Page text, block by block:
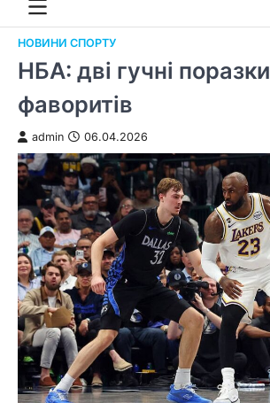
НОВИНИ СПОРТУ
НБА: дві гучні поразки
фаворитів
admin 06.04.2026